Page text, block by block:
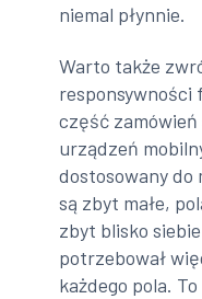
niemal płynnie.
Warto także
responsywności
część zamówień
urządzeń
dostosowany do
są zbyt małe,
zbyt blisko
potrzebował
każdego pola.